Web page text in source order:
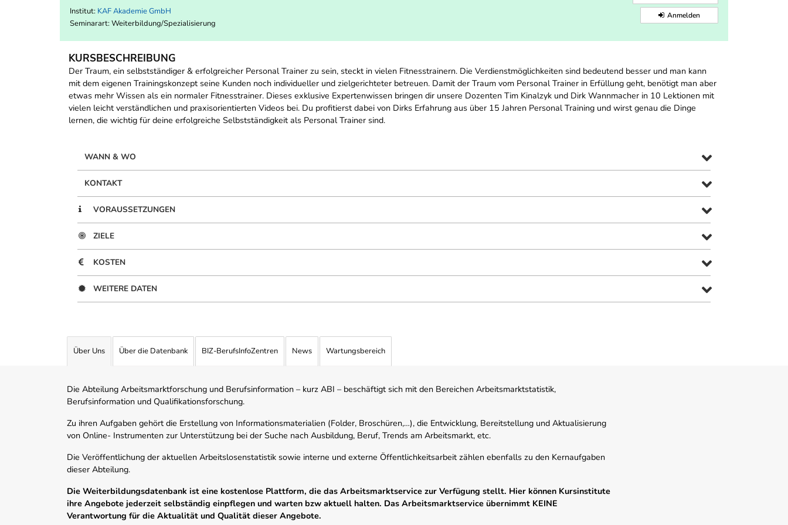
Institut: KAF Akademie GmbH
Seminarart: Weiterbildung/Spezialisierung
Anmelden
KURSBESCHREIBUNG
Der Traum, ein selbstständiger & erfolgreicher Personal Trainer zu sein, steckt in vielen Fitnesstrainern. Die Verdienstmöglichkeiten sind bedeutend besser und man kann
mit dem eigenen Trainingskonzept seine Kunden noch individueller und zielgerichteter betreuen. Damit der Traum vom Personal Trainer in Erfüllung geht, benötigt man aber
etwas mehr Wissen als ein normaler Fitnesstrainer. Dieses exklusive Expertenwissen bringen dir unsere Dozenten Tim Kinalzyk und Dirk Wannmacher in 10 Lektionen mit
vielen leicht verständlichen und praxisorientierten Videos bei. Du profitierst dabei von Dirks Erfahrung aus über 15 Jahren Personal Training und wirst genau die Dinge
lernen, die wichtig für deine erfolgreiche Selbstständigkeit als Personal Trainer sind.
WANN & WO
KONTAKT
VORAUSSETZUNGEN
ZIELE
KOSTEN
WEITERE DATEN
Über Uns Über die Datenbank BIZ-BerufsInfoZentren News Wartungsbereich
Die Abteilung Arbeitsmarktforschung und Berufsinformation – kurz ABI – beschäftigt sich mit den Bereichen Arbeitsmarktstatistik,
Berufsinformation und Qualifikationsforschung.
Zu ihren Aufgaben gehört die Erstellung von Informationsmaterialien (Folder, Broschüren,…), die Entwicklung, Bereitstellung und Aktualisierung
von Online- Instrumenten zur Unterstützung bei der Suche nach Ausbildung, Beruf, Trends am Arbeitsmarkt, etc.
Die Veröffentlichung der aktuellen Arbeitslosenstatistik sowie interne und externe Öffentlichkeitsarbeit zählen ebenfalls zu den Kernaufgaben
dieser Abteilung.
Die Weiterbildungsdatenbank ist eine kostenlose Plattform, die das Arbeitsmarktservice zur Verfügung stellt. Hier können Kursinstitute
ihre Angebote jederzeit selbständig einpflegen und warten bzw aktuell halten. Das Arbeitsmarktservice übernimmt KEINE
Verantwortung für die Aktualität und Qualität dieser Angebote.